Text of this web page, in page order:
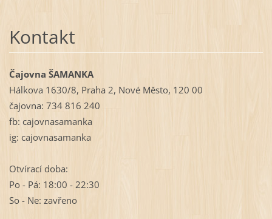
Kontakt
Čajovna ŠAMANKA
Hálkova 1630/8, Praha 2, Nové Město, 120 00
čajovna: 734 816 240
fb: cajovnasamanka
ig: cajovnasamanka
Otvírací doba:
Po - Pá: 18:00 - 22:30
So - Ne: zavřeno